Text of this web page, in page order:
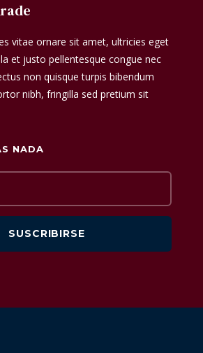
vitae ornare sit amet, ultricies eget
et justo pellentesque congue nec
non quisque turpis bibendum
nibh, fringilla sed pretium sit
NADA
SUSCRIBIRSE